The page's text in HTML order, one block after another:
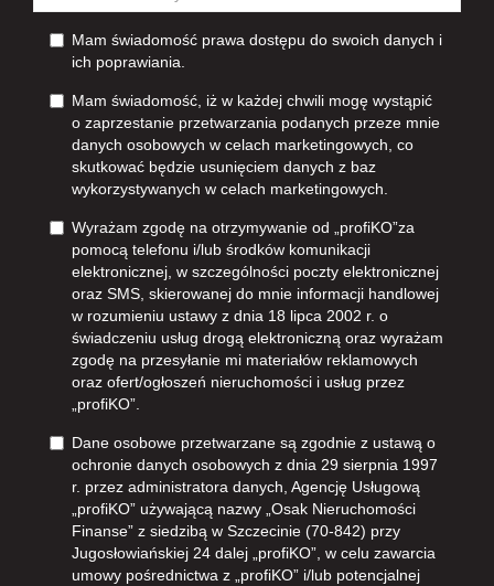
Mam świadomość prawa dostępu do swoich danych i
ich poprawiania.
Mam świadomość, iż w każdej chwili mogę wystąpić
o zaprzestanie przetwarzania podanych przeze mnie
danych osobowych w celach marketingowych, co
skutkować będzie usunięciem danych z baz
wykorzystywanych w celach marketingowych.
Wyrażam zgodę na otrzymywanie od „profiKO”za
pomocą telefonu i/lub środków komunikacji
elektronicznej, w szczególności poczty elektronicznej
oraz SMS, skierowanej do mnie informacji handlowej
w rozumieniu ustawy z dnia 18 lipca 2002 r. o
świadczeniu usług drogą elektroniczną oraz wyrażam
zgodę na przesyłanie mi materiałów reklamowych
oraz ofert/ogłoszeń nieruchomości i usług przez
„profiKO”.
Dane osobowe przetwarzane są zgodnie z ustawą o
ochronie danych osobowych z dnia 29 sierpnia 1997
r. przez administratora danych, Agencję Usługową
„profiKO” używającą nazwy „Osak Nieruchomości
Finanse” z siedzibą w Szczecinie (70-842) przy
Jugosłowiańskiej 24 dalej „profiKO”, w celu zawarcia
umowy pośrednictwa z „profiKO” i/lub potencjalnej